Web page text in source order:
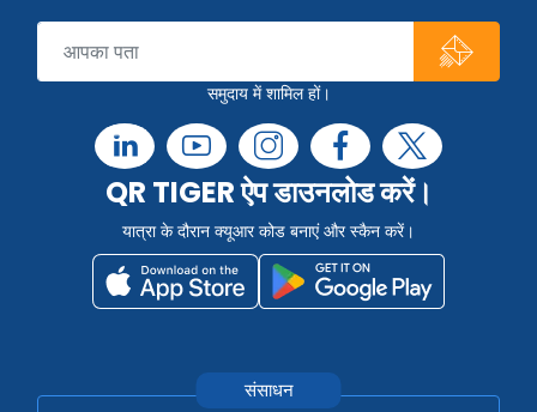
समुदाय में शामिल हों।
QR TIGER ऐप डाउनलोड करें।
यात्रा के दौरान क्यूआर कोड बनाएं और स्कैन करें।
संसाधन